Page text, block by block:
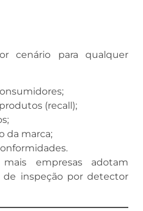
cenário para qualquer
(recall);
da marca;
empresas adotam
de inspeção por detector